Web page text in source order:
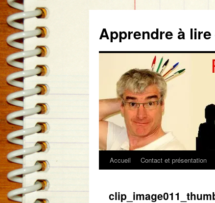
contenu
Apprendre à
Accueil Contact et présentation